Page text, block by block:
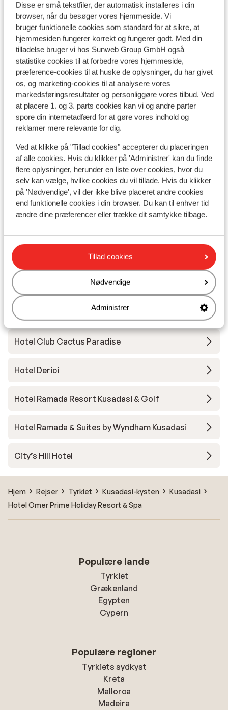
Disse er små tekstfiler, der automatisk installeres i din
browser, når du besøger vores hjemmeside. Vi
bruger funktionelle cookies som standard for at sikre, at
hjemmesiden fungerer korrekt og fungerer godt. Med din
tilladelse bruger vi hos Sunweb Group GmbH også
statistike cookies til at forbedre vores hjemmeside,
præference-cookies til at huske de oplysninger, du har givet
os, og marketing-cookies til at analysere vores
markedsføringsresultater og personliggøre vores tilbud. Ved
at placere 1. og 3. parts cookies kan vi og andre parter
spore din internetadfærd for at gøre vores indhold og
reklamer mere relevante for dig.
Ved at klikke på "Tillad cookies" accepterer du placeringen
af alle cookies. Hvis du klikker på 'Administrer' kan du finde
flere oplysninger, herunder en liste over cookies, hvor du
selv kan vælge, hvilke cookies du vil tillade. Hvis du klikker
på 'Nødvendige', vil der ikke blive placeret andre cookies
end funktionelle cookies i din browser. Du kan til enhver tid
ændre dine præferencer eller trække dit samtykke tilbage.
Tillad cookies
Nødvendige
Administrer
Andre overnatningssteder i Kusadasi-
kysten
Club Marvy
Hotel Korumar Ephesus Beach & Spa
Hotel Sealight Resort
Hotel Korumar De Luxe
Hotel Kustur Club Holiday Village
Hotel Liberty Kusadasi
Hotel Aqua Fantasy Aquapark & Spa
Hotel Club Resort Atlantis
Hotel Club Cactus Paradise
Hotel Derici
Hotel Ramada Resort Kusadasi & Golf
Hotel Ramada & Suites by Wyndham Kusadasi
City’s Hill Hotel
Hjem Rejser Tyrkiet Kusadasi-kysten
Kusadasi
Hotel Omer Prime Holiday Resort & Spa
Populære lande
Tyrkiet
Grækenland
Egypten
Cypern
Populære regioner
Tyrkiets sydkyst
Kreta
Mallorca
Madeira